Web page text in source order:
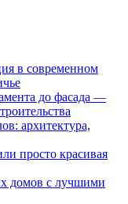
в современном
до фасада —
архитектура,
просто красивая
домов с лучшими